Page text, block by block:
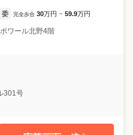
委 完全歩合 30万円 ~ 59.9万円
ワール北野4階
301号